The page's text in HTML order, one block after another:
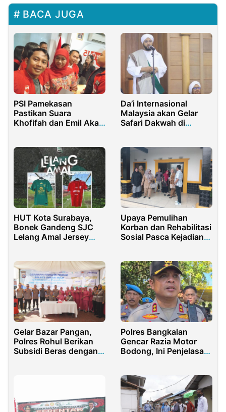
BACA JUGA
PSI Pamekasan
Pastikan Suara
Khofifah dan Emil Akan
Da’i Internasional
Malaysia akan Gelar
Safari Dakwah di
HUT Kota Surabaya,
Bonek Gandeng SJC
Lelang Amal Jersey
Upaya Pemulihan
Korban dan Rehabilitasi
Sosial Pasca Kejadian
Gelar Bazar Pangan,
Polres Rohul Berikan
Subsidi Beras dengan
Polres Bangkalan
Gencar Razia Motor
Bodong, Ini Penjelasan